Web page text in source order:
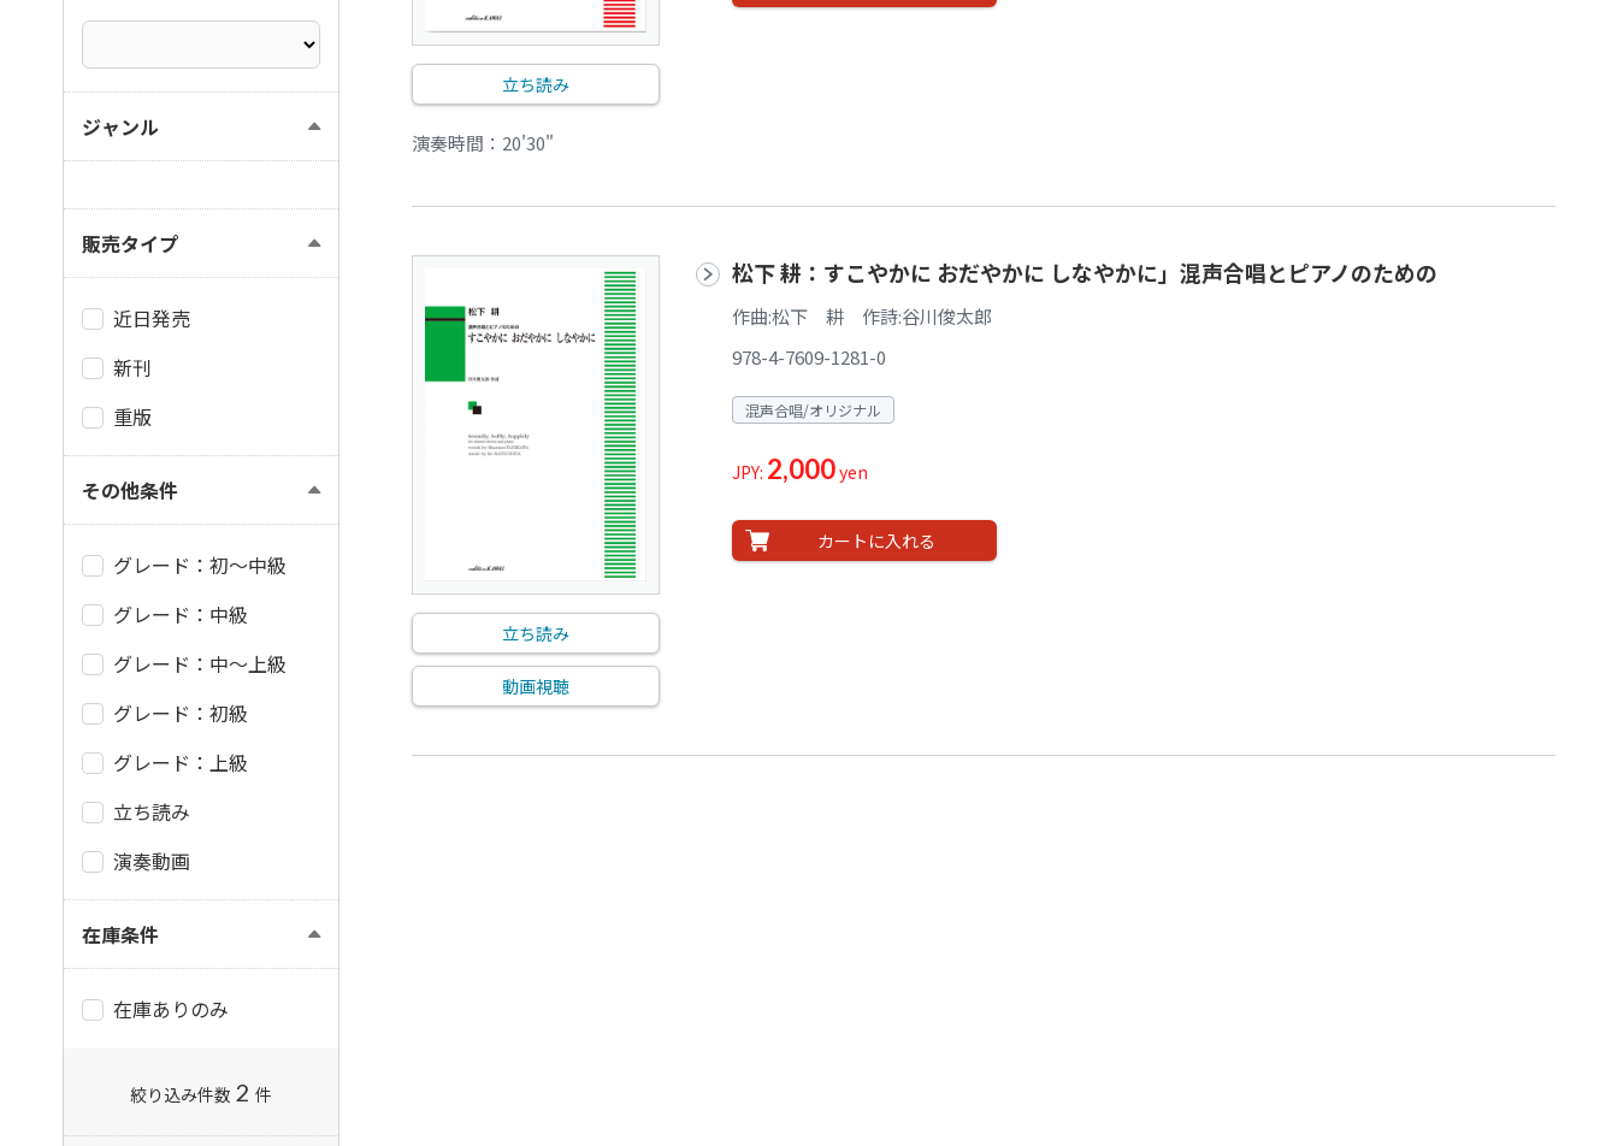
立ち読み
演奏時間：20'30"
立ち読み
動画視聴
松下 耕：すこやかに おだやかに しなやかに」混声合唱とピアノのための
作曲:松下 耕 作詩:谷川俊太郎
978-4-7609-1281-0
混声合唱/オリジナル
JPY: 2,000yen
カートに入れる
ジャンル
販売タイプ
近日発売
新刊
重版
その他条件
グレード：初～中級
グレード：中級
グレード：中～上級
グレード：初級
グレード：上級
立ち読み
演奏動画
在庫条件
在庫ありのみ
絞り込み件数 2 件